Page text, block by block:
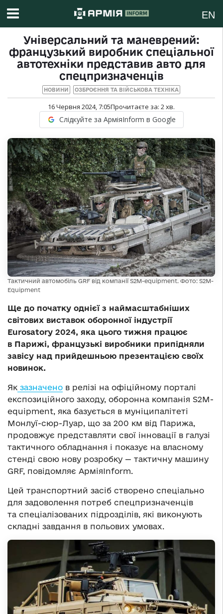
EN
Універсальний та маневрений:
французький виробник спеціальної
автотехніки представив авто для
спецпризначенців
НОВИНИ ОЗБРОЄННЯ ТА ВІЙСЬКОВА ТЕХНІКА
16 Червня 2024, 7:05Прочитаєте за: 2хв.
Слідкуйте за АрміяInform в Google
Тактичний автомобіль GRF від компанії S2M-equipment. Фото: S2M-
Equipment
Ще до початку однієї з наймасштабніших
світових виставок оборонної індустрії
Eurosatory 2024, яка цього тижня працює
в Парижі, французькі виробники припідняли
завісу над прийдешньою презентацією своїх
новинок.
Як зазначено в релізі на офіційному порталі
експозиційного заходу, оборонна компанія S2M-
equipment, яка базується в муніципалітеті
Монлуї-сюр-Луар, що за 200 км від Парижа,
продовжує представляти свої інновації в галузі
тактичного обладнання і показує на власному
стенді свою нову розробку — тактичну машину
GRF, повідомляє АрміяInform.
Цей транспортний засіб створено спеціально
для задоволення потреб спецпризначенців
та спеціалізованих підрозділів, які виконують
складні завдання в польових умовах.